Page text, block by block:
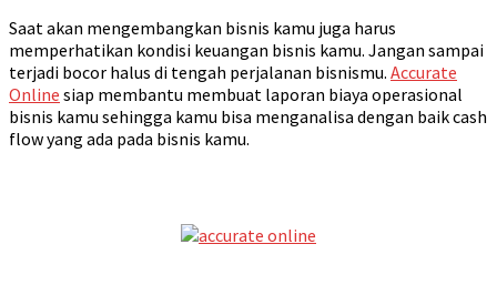
Saat akan mengembangkan bisnis kamu juga harus
memperhatikan kondisi keuangan bisnis kamu. Jangan sampai
terjadi bocor halus di tengah perjalanan bisnismu. Accurate
Online siap membantu membuat laporan biaya operasional
bisnis kamu sehingga kamu bisa menganalisa dengan baik cash
flow yang ada pada bisnis kamu.